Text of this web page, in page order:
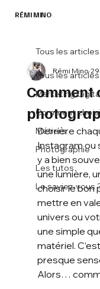
RÉMI MINO
Tous les articles
Marketing
Comment
Métiers
Photographie
Les tutos
Le saviez-vous
Tous les articles
Comment
Rémi Mino
Derrière
Instagram ou
y a bien
une lumière,
choisir le bon
mettre en
univers ou
une simple
matériel.
presque
Alors…